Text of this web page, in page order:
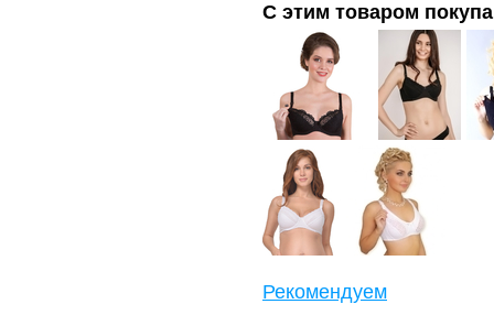
С этим товаром
Рекомендуем